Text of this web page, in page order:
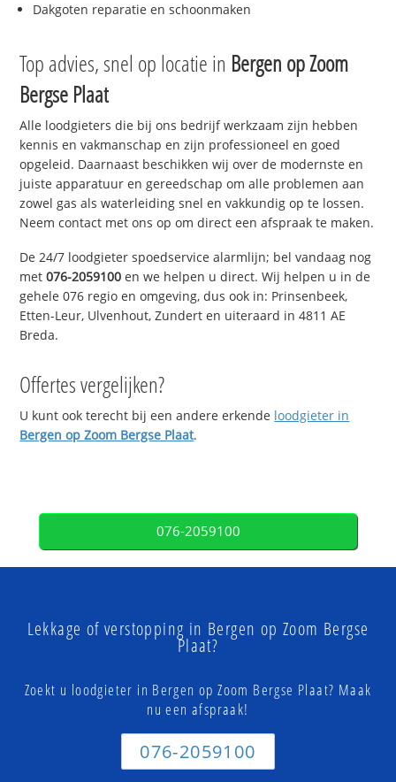
Dakgoten reparatie en schoonmaken
Top advies, snel op locatie in Bergen op Zoom
Bergse Plaat
Alle loodgieters die bij ons bedrijf werkzaam zijn hebben
kennis en vakmanschap en zijn professioneel en goed
opgeleid. Daarnaast beschikken wij over de modernste en
juiste apparatuur en gereedschap om alle problemen aan
zowel gas als waterleiding snel en vakkundig op te lossen.
Neem contact met ons op om direct een afspraak te maken.
De 24/7 loodgieter spoedservice alarmlijn; bel vandaag nog
met076-2059100 en we helpen u direct. Wij helpen u in de
gehele 076 regio en omgeving, dus ook in: Prinsenbeek,
Etten-Leur, Ulvenhout, Zundert en uiteraard in 4811 AE
Breda.
Offertes vergelijken?
U kunt ook terecht bij een andere erkende loodgieter in
Bergen op Zoom Bergse Plaat.
076-2059100
Lekkage of verstopping in Bergen op Zoom Bergse
Plaat?
Zoekt u loodgieter in Bergen op Zoom Bergse Plaat? Maak
nu een afspraak!
076-2059100